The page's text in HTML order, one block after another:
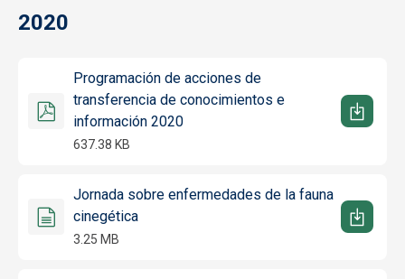
2020
Programación de acciones de
transferencia de conocimientos e
información 2020
637.38 KB
Jornada sobre enfermedades de la fauna
cinegética
3.25 MB